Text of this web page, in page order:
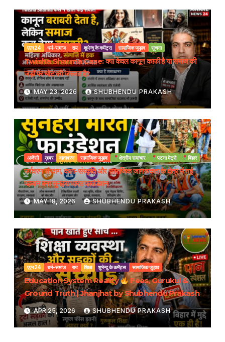
एएन24 धर्म-समाज राय शुभेन्दु के कमेंट्स सामाजिक जुड़ाव सूचना
Twisha Sharma Case: क्या केवल कानून काफी है या समाज की
जड़ों पर चोट की जरूरत है?
MAY 23, 2026 SHUBHENDU PRAKASH
अजेंसी ख़बर वातावरण सामाजिक जुड़ाव क्षेत्रीय समाचार पटना मेट्रो बिहार
पर्यावरण संरक्षण, कला-संस्कृति और सामाजिक जागरूकता के क्षेत्र में नई
पहचान बना सुनहरा भारत फाउंडेशन
MAY 18, 2026 SHUBHENDU PRAKASH
एएन24 धर्म-समाज राय शिक्षा शुभेन्दु के कमेंट्स सामाजिक जुड़ाव
Education System Reality
Fees, Gurukul &
Ground Truth | Jhanjhat by Shubhendu Prakash
APR 25, 2026 SHUBHENDU PRAKASH